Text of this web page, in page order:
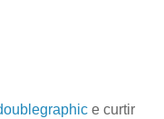
e curtir